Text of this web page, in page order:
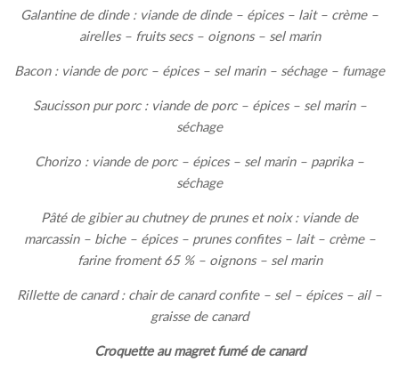
Galantine de dinde : viande de dinde – épices – lait – crème –
airelles – fruits secs – oignons – sel marin
Bacon : viande de porc – épices – sel marin – séchage – fumage
Saucisson pur porc : viande de porc – épices – sel marin –
séchage
Chorizo : viande de porc – épices – sel marin – paprika –
séchage
Pâté de gibier au chutney de prunes et noix : viande de
marcassin – biche – épices – prunes confites – lait – crème –
farine froment 65 % – oignons – sel marin
Rillette de canard : chair de canard confite – sel – épices – ail –
graisse de canard
Croquette au magret fumé de canard